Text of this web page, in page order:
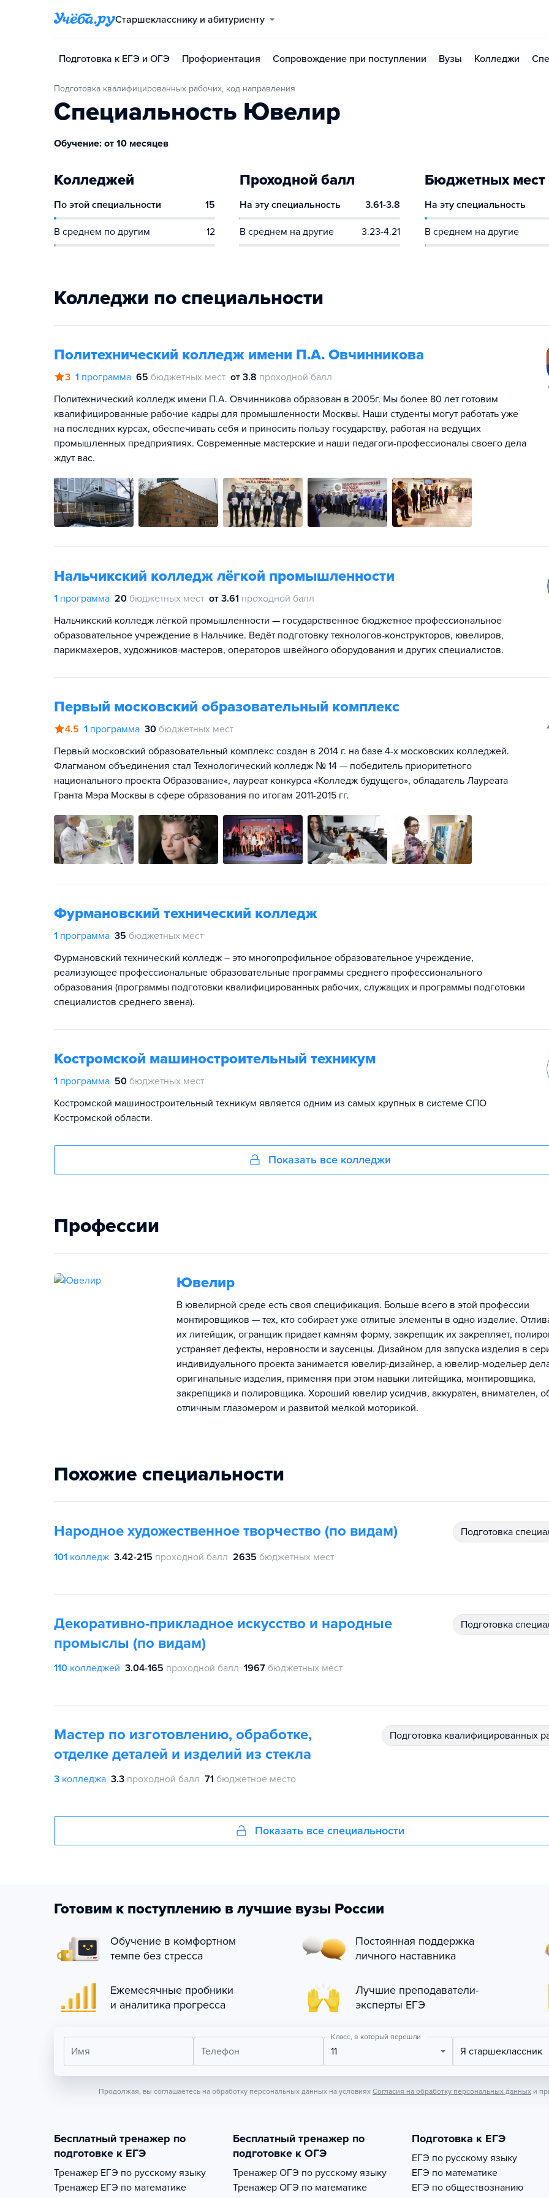
Старшекласснику и абитуриенту
Подготовка к ЕГЭ и ОГЭ Профориентация Сопровождение при поступлении Вузы Колледжи
Подготовка квалифицированных рабочих, код направления
Специальность Ювелир
Обучение: от 10 месяцев
Колледжей
По этой специальности 15
В среднем по другим 12
Проходной балл
На эту специальность 3.61-3.8
В среднем на другие 3.23-4.21
Бюджетных мест
На эту специальность
В среднем на другие
Колледжи по специальности
Политехнический колледж имени П.А. Овчинникова
3 1 программа 65 бюджетных мест от 3.8 проходной балл
Политехнический колледж имени П.А. Овчинникова образован в 2005г. Мы более 80 лет готовим
квалифицированные рабочие кадры для промышленности Москвы. Наши студенты могут работать уже
на последних курсах, обеспечивать себя и приносить пользу государству, работая на ведущих
промышленных предприятиях. Современные мастерские и наши педагоги-профессионалы своего дела
ждут вас.
Нальчикский колледж лёгкой промышленности
1 программа 20 бюджетных мест от 3.61 проходной балл
Нальчикский колледж лёгкой промышленности — государственное бюджетное профессиональное
образовательное учреждение в Нальчике. Ведёт подготовку технологов-конструкторов, ювелиров,
парикмахеров, художников-мастеров, операторов швейного оборудования и других специалистов.
Первый московский образовательный комплекс
4.5 1 программа 30 бюджетных мест
Первый московский образовательный комплекс создан в 2014 г. на базе 4-х московских колледжей.
Флагманом объединения стал Технологический колледж № 14 — победитель приоритетного
национального проекта Образование«, лауреат конкурса «Колледж будущего», обладатель Лауреата
Гранта Мэра Москвы в сфере образования по итогам 2011-2015 гг.
Фурмановский технический колледж
1 программа 35 бюджетных мест
Фурмановский технический колледж – это многопрофильное образовательное учреждение,
реализующее профессиональные образовательные программы среднего профессионального
образования (программы подготовки квалифицированных рабочих, служащих и программы подготовки
специалистов среднего звена).
Костромской машиностроительный техникум
1 программа 50 бюджетных мест
Костромской машиностроительный техникум является одним из самых крупных в системе СПО
Костромской области.
Показать все колледжи
Профессии
Ювелир
В ювелирной среде есть своя спецификация. Больше всего в этой профессии
монтировщиков — тех, кто собирает уже отлитые элементы в одно изделие.
их литейщик, огранщик придает камням форму, закрепщик их закрепляет,
устраняет дефекты, неровности и заусенцы. Дизайном для запуска изделия в
индивидуального проекта занимается ювелир-дизайнер, а ювелир-модельер
оригинальные изделия, применяя при этом навыки литейщика, монтировщика,
закрепщика и полировщика. Хороший ювелир усидчив, аккуратен, внимателен,
отличным глазомером и развитой мелкой моторикой.
Похожие специальности
Народное художественное творчество (по видам) подготовка
101 колледж 3.42-215 проходной балл 2635 бюджетных мест
Декоративно-прикладное искусство и народные
промыслы (по видам)
подготовка
110 колледжей 3.04-165 проходной балл 1967 бюджетных мест
Мастер по изготовлению, обработке,
отделке деталей и изделий из стекла
подготовка квалифицированных
3 колледжа 3.3 проходной балл 71 бюджетное место
Показать все специальности
Готовим к поступлению в лучшие вузы России
Обучение в комфортном
темпе без стресса
Постоянная поддержка
личного наставника
Ежемесячные пробники
и аналитика прогресса
Лучшие преподаватели-
эксперты ЕГЭ
Имя Телефон
Класс, в который перешли
11 Я старшеклассник
Продолжая, вы соглашаетесь на обработку персональных данных на условиях Согласия на обработку персональных данных и
Бесплатный тренажер по
подготовке к ЕГЭ
Тренажер ЕГЭ по русскому языку
Тренажер ЕГЭ по математике
Бесплатный тренажер по
подготовке к ОГЭ
Тренажер ОГЭ по русскому языку
Тренажер ОГЭ по математике
Подготовка к ЕГЭ
ЕГЭ по русскому языку
ЕГЭ по математике
ЕГЭ по обществознанию